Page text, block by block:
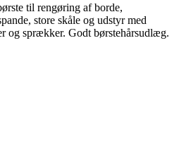
til rengøring af borde,
store skåle og udstyr med
og sprækker. Godt børstehårsudlæg.